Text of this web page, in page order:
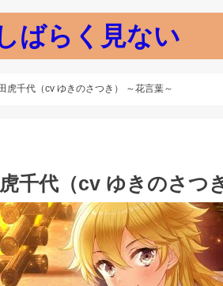
ばらく見ない
虎千代（cv ゆきのさつき） ～花言葉～
千代（cv ゆきのさつ